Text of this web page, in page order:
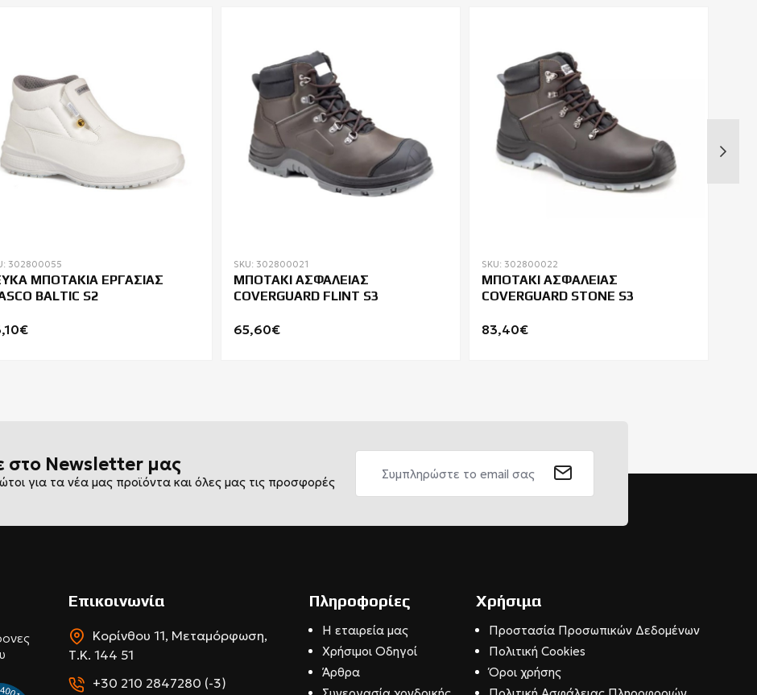
302800055
ΜΠΟΤΑΚΙΑ ΕΡΓΑΣΙΑΣ
BALTIC S2
SKU: 302800021
ΜΠΟΤΑΚΙ ΑΣΦΑΛΕΙΑΣ
COVERGUARD FLINT S3
65,60€
SKU: 302800022
ΜΠΟΤΑΚΙ ΑΣΦAΛΕΙΑΣ
COVERGUARD STONE S3
83,40€
στο Newsletter μας
για τα νέα μας προϊόντα και όλες μας τις προσφορές
Επικοινωνία
Κορίνθου 11, Μεταμόρφωση,
Τ.Κ. 144 51
+30 210 2847280 (-3)
Πληροφορίες
Η εταιρεία μας
Χρήσιμοι Οδηγοί
Άρθρα
Χρήσιμα
Προστασία Προσωπικών Δεδομένων
Πολιτική Cookies
Όροι χρήσης